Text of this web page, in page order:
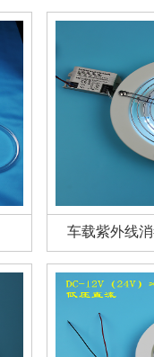
车载紫外线